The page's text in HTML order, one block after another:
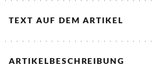
TEXT AUF DEM ARTIKEL
ARTIKELBESCHREIBUNG